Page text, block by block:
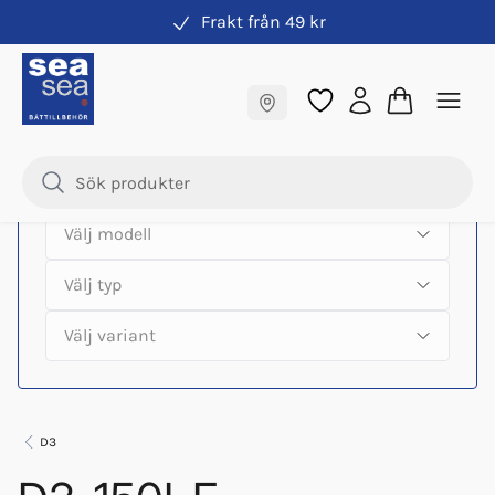
Frakt från 49 kr
Samma pris online & i butik
Hitta rätt produkter till din båtmotor
D3